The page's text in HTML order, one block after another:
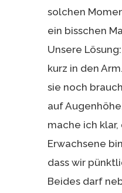
solchen
ein bisschen
Unsere
kurz in den
sie noch
auf
mache ich klar,
Erwachsene
dass wir
Beides darf